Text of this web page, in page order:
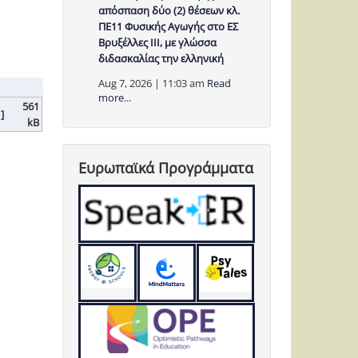
561
kB
απόσπαση δύο (2) θέσεων κλ.
ΠΕ11 Φυσικής Αγωγής στο ΕΣ
Βρυξέλλες ΙΙΙ, με γλώσσα
διδασκαλίας την ελληνική
Aug 7, 2026 | 11:03 am Read
more...
Ευρωπαϊκά Προγράμματα